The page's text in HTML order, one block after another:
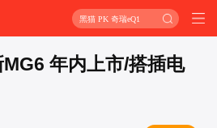
黑猫 PK 奇瑞eQ1
年内上市/搭插电